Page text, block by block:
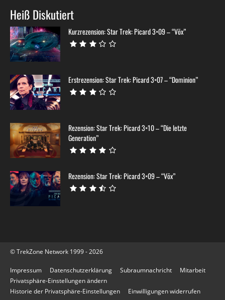
Heiß Diskutiert
Kurzrezension: Star Trek: Picard 3×09 – “Võx”
Erstrezension: Star Trek: Picard 3×07 – “Dominion”
Rezension: Star Trek: Picard 3×10 – “Die letzte
Generation”
Rezension: Star Trek: Picard 3×09 – “Võx”
© TrekZone Network 1999 - 2026
Impressum Datenschutzerklärung Subraumnachricht
Mitarbeit
Privatsphäre-Einstellungen ändern
Historie der Privatsphäre-Einstellungen
Einwilligungen widerrufen